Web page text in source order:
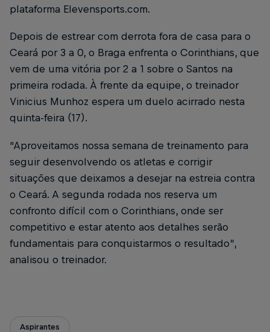
plataforma Elevensports.com.
Depois de estrear com derrota fora de casa para o
Ceará por 3 a 0, o Braga enfrenta o Corinthians, que
vem de uma vitória por 2 a 1 sobre o Santos na
primeira rodada. À frente da equipe, o treinador
Vinicius Munhoz espera um duelo acirrado nesta
quinta-feira (17).
“Aproveitamos nossa semana de treinamento para
seguir desenvolvendo os atletas e corrigir
situações que deixamos a desejar na estreia contra
o Ceará. A segunda rodada nos reserva um
confronto difícil com o Corinthians, onde ser
competitivo e estar atento aos detalhes serão
fundamentais para conquistarmos o resultado”,
analisou o treinador.
Aspirantes